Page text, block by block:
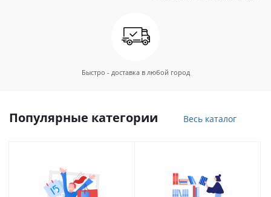
Быстро - доставка в любой город
Популярные категории Весь каталог